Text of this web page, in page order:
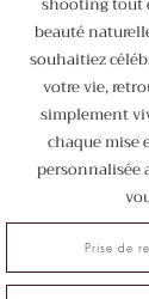
beauté
souhaitiez
votre vie,
simplement
chaque mise
personnalisée
Prise de